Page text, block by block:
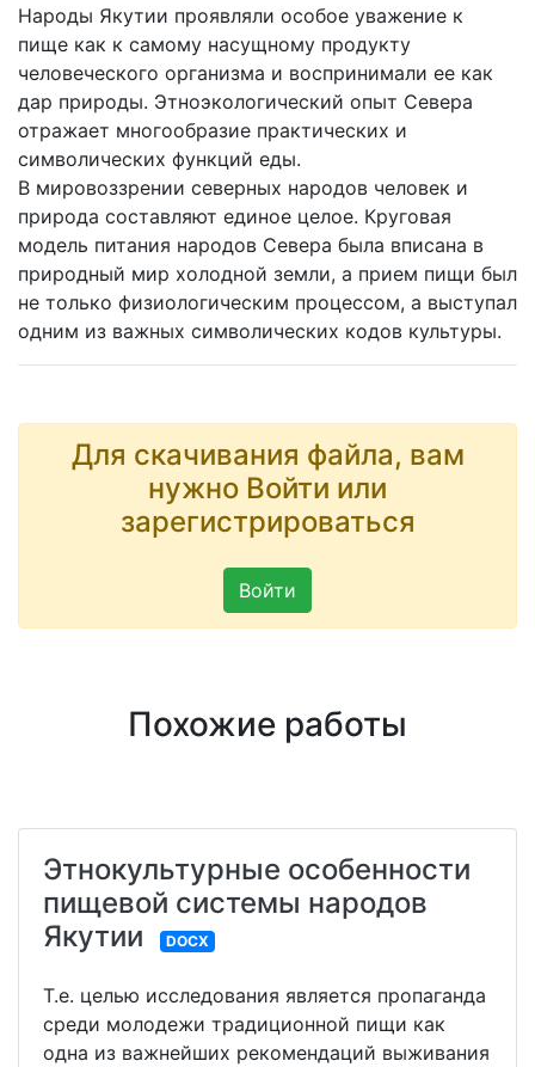
Народы Якутии проявляли особое уважение к
пище как к самому насущному продукту
человеческого организма и воспринимали ее как
дар природы. Этноэкологический опыт Севера
отражает многообразие практических и
символических функций еды.
В мировоззрении северных народов человек и
природа составляют единое целое. Круговая
модель питания народов Севера была вписана в
природный мир холодной земли, а прием пищи был
не только физиологическим процессом, а выступал
одним из важных символических кодов культуры.
Для скачивания файла, вам
нужно Войти или
зарегистрироваться
Войти
Похожие работы
Этнокультурные особенности
пищевой системы народов
Якутии
DOCX
Т.е. целью исследования является пропаганда
среди молодежи традиционной пищи как
одна из важнейших рекомендаций выживания